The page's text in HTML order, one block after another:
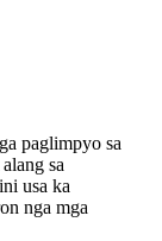
paglimpyo sa
sa
usa ka
nga mga